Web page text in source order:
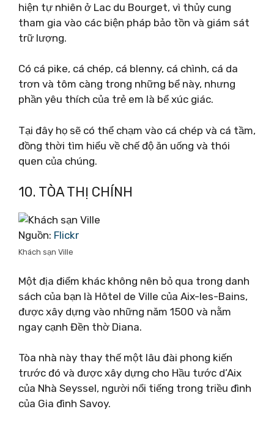
hiện tự nhiên ở Lac du Bourget, vì thủy cung
tham gia vào các biện pháp bảo tồn và giám sát
trữ lượng.
Có cá pike, cá chép, cá blenny, cá chình, cá da
trơn và tôm càng trong những bể này, nhưng
phần yêu thích của trẻ em là bể xúc giác.
Tại đây họ sẽ có thể chạm vào cá chép và cá tầm,
đồng thời tìm hiểu về chế độ ăn uống và thói
quen của chúng.
10. TÒA THỊ CHÍNH
Nguồn: Flickr
Khách sạn Ville
Một địa điểm khác không nên bỏ qua trong danh
sách của bạn là Hôtel de Ville của Aix-les-Bains,
được xây dựng vào những năm 1500 và nằm
ngay cạnh Đền thờ Diana.
Tòa nhà này thay thế một lâu đài phong kiến ​​​​
trước đó và được xây dựng cho Hầu tước d’Aix
của Nhà Seyssel, người nổi tiếng trong triều đình
của Gia đình Savoy.